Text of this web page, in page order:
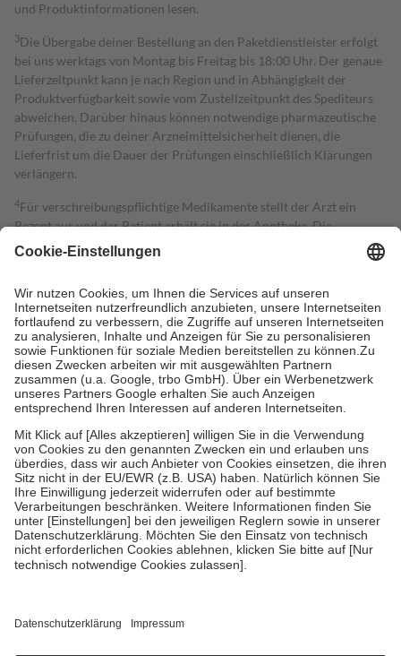
und Produktinformationen lesen.
3Die Übergabe deiner Bestellung an den Paketdienstleister erfolgt
bei uns werktags von Montag bis Freitag bis 18:00 Uhr. Der genaue
Lieferzeitpunkt kann je nach Region und in Abhängigkeit der
Produktverfügbarkeit sowie vom Zustellzeitpunkt des Spediteurs
abweichen. Darüber hinaus können notwendige pharmazeutische
Prüfungen, die zu deiner Arzneimittelsicherheit dienen, die
Lieferfrist um die Dauer der Prüfungen einschließlich Klärungen
verlängern.
4Für verschreibungspflichtige Medikamente stellt der Arzt ein
Rezept aus und der Patient erhält sie in der Apotheke. Die
gesetzliche Krankenversicherung übernimmt in der Regel die
Kosten dafür, der Versicherte trägt einen Teil davon als Zuzahlung
Grundsätzlich leisten Mitglieder Zuzahlungen in Höhe von zehn
Prozent des Abgabepreises,mindestens jedochfünf Euround
höchstens zehn Euro.Es sind jedoch nie mehr als die tatsächlichen
Kosten der Leistung zu entrichten.
Diese Regeln gelten grundsätzlich auch für Online-Apotheken.
Bei Heilmitteln und häuslicher Krankenpflege beträgt die
Zuzahlung zehn Prozent der Kosten sowie zehn Euro je
Verordnung.
Um das Engagement der Versicherten für ihre eigene Gesundheit zu
stärken und die besondere Stellung der Familie zu unterstützen,
fallenkeine Zuzahlungenan bei:
• Kindern und Jugendlichen bis zum vollendeten 18. Lebensjahr
mit Ausnahme der Fahrkosten
• Untersuchungen zur Vorsorge und Früherkennung, die von der
GKV getragen werden